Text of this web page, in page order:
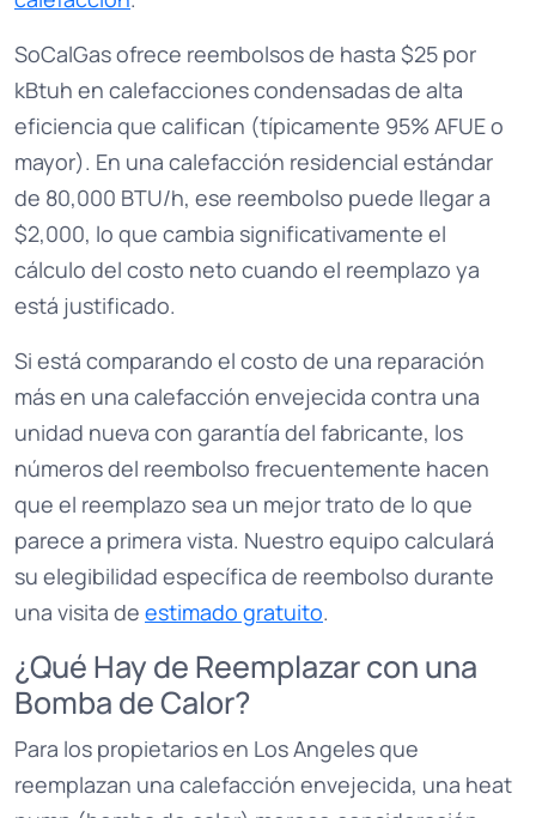
SoCalGas ofrece reembolsos de hasta $25 por
kBtuh en calefacciones condensadas de alta
eficiencia que califican (típicamente 95% AFUE o
mayor). En una calefacción residencial estándar
de 80,000 BTU/h, ese reembolso puede llegar a
$2,000, lo que cambia significativamente el
cálculo del costo neto cuando el reemplazo ya
está justificado.
Si está comparando el costo de una reparación
más en una calefacción envejecida contra una
unidad nueva con garantía del fabricante, los
números del reembolso frecuentemente hacen
que el reemplazo sea un mejor trato de lo que
parece a primera vista. Nuestro equipo calculará
su elegibilidad específica de reembolso durante
una visita de estimado gratuito.
¿Qué Hay de Reemplazar con una
Bomba de Calor?
Para los propietarios en Los Angeles que
reemplazan una calefacción envejecida, una heat